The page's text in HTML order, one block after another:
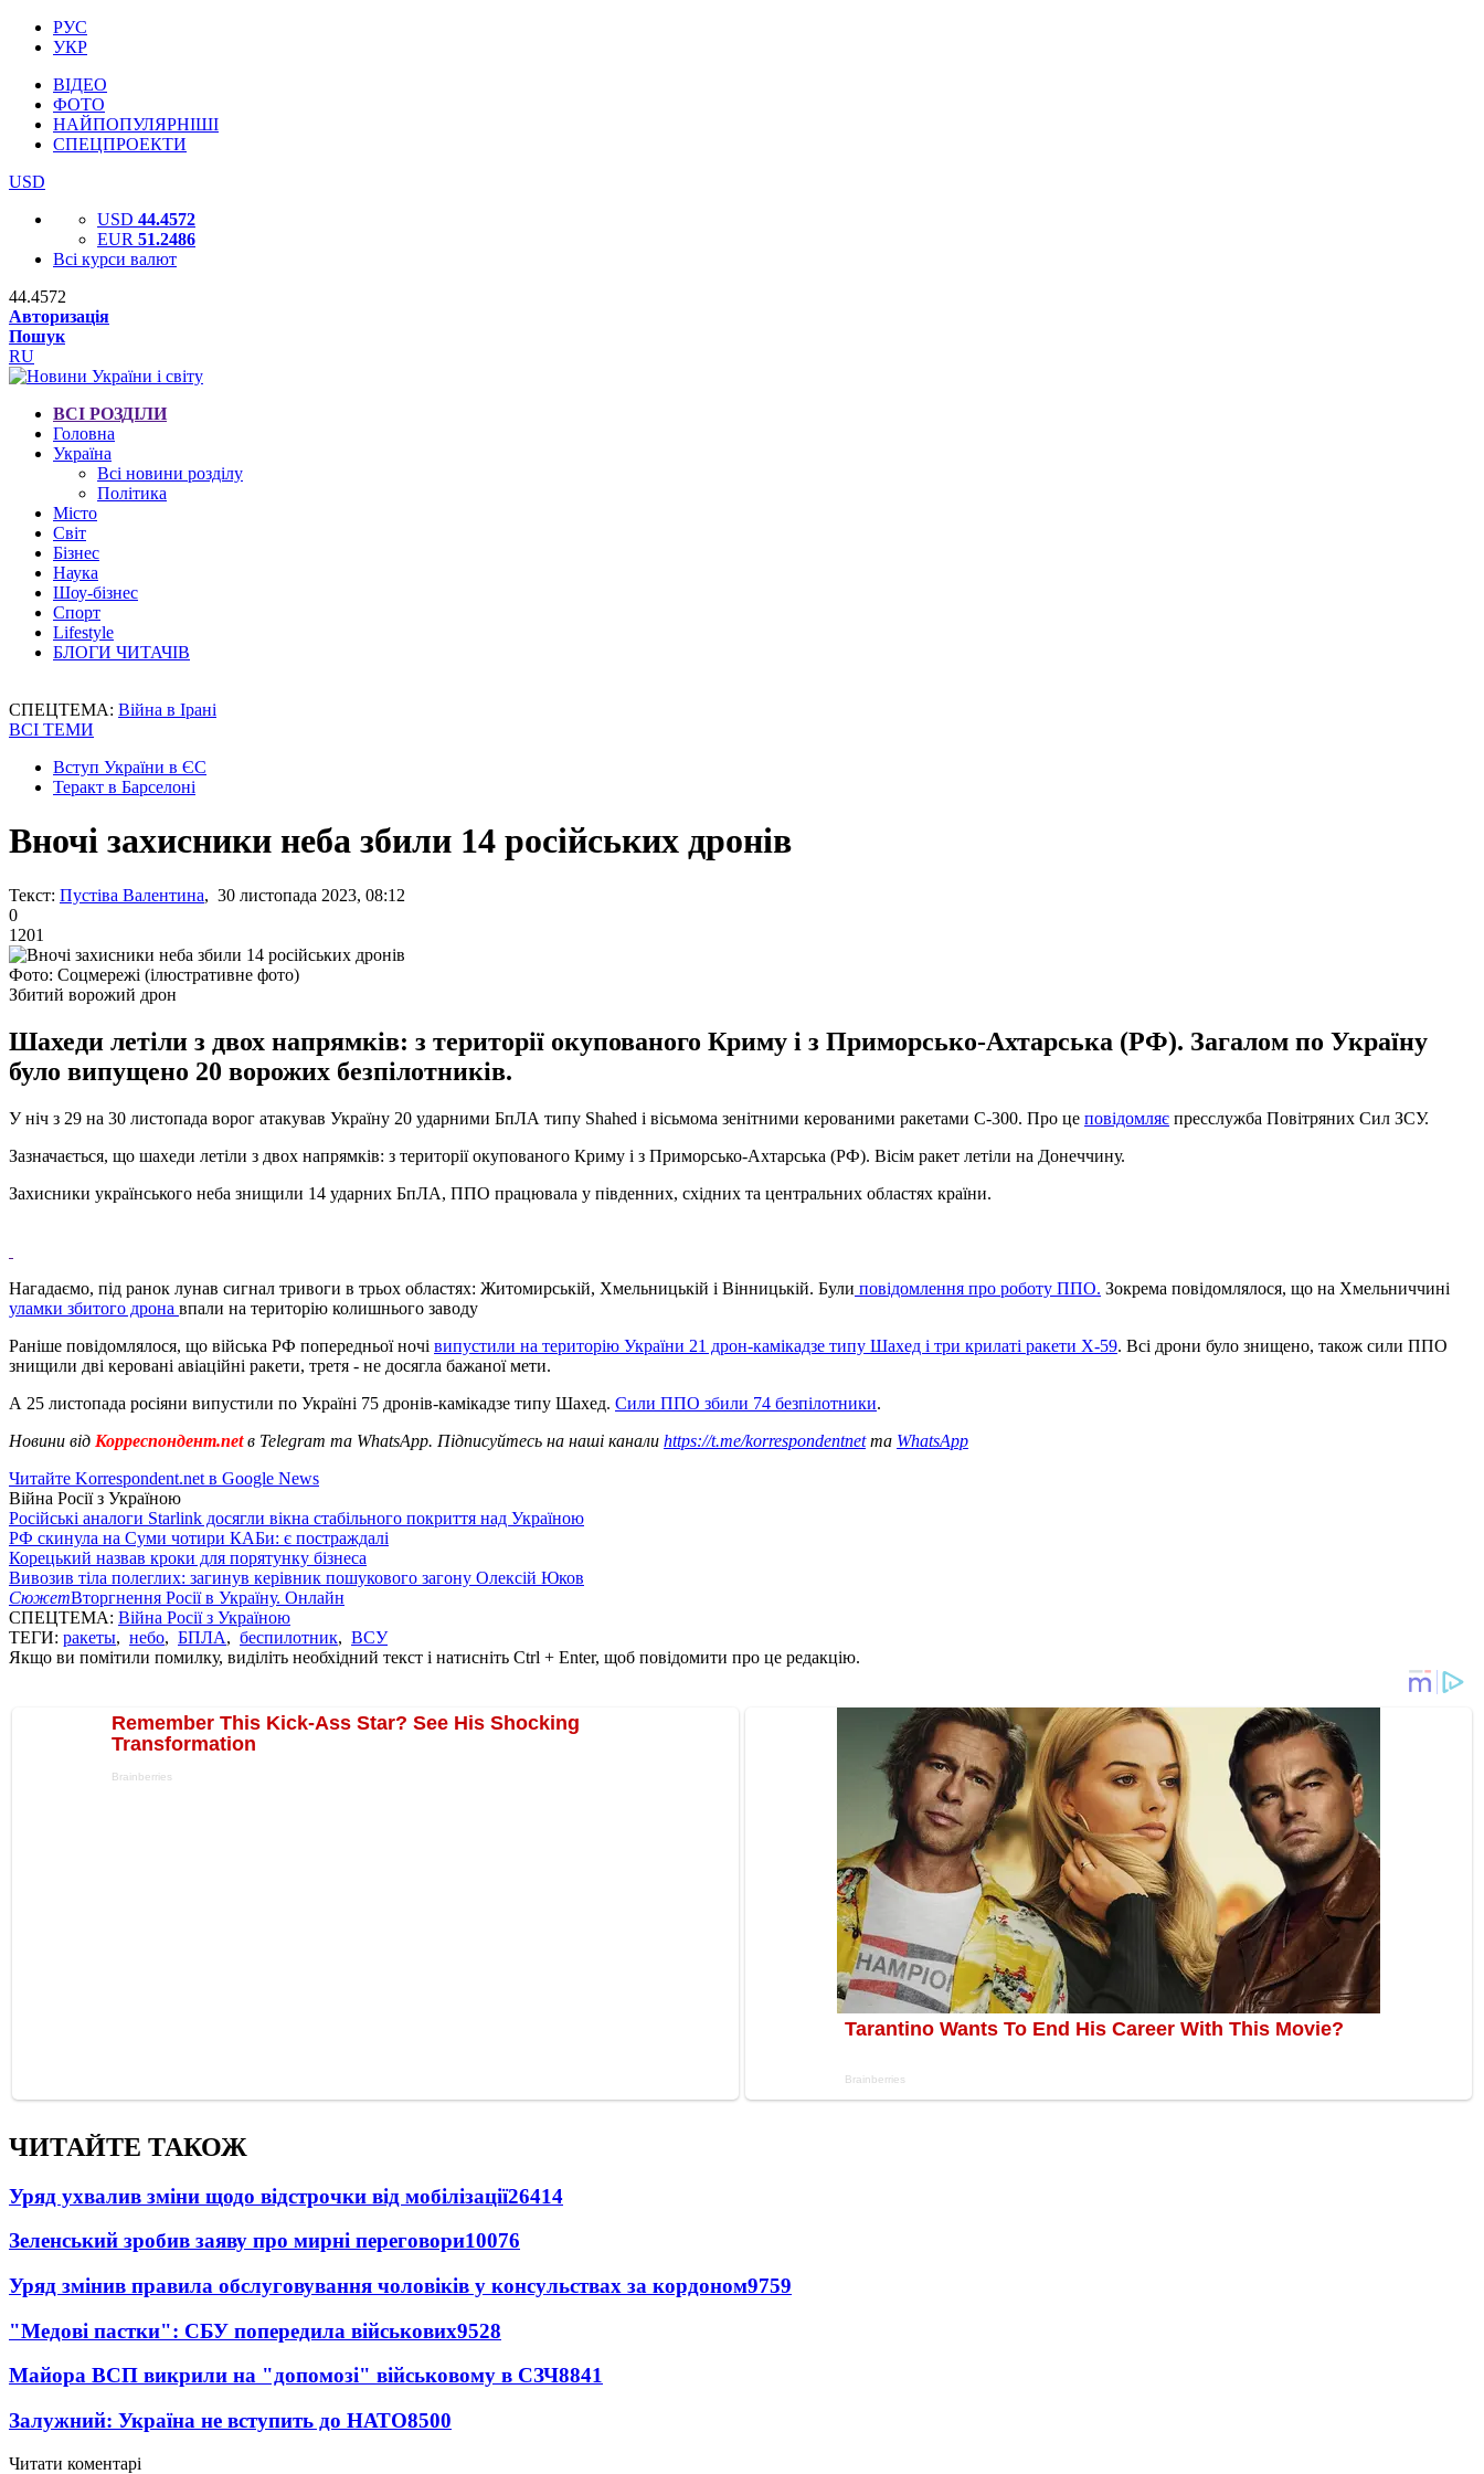
РУС
УКР
ВІДЕО
ФОТО
НАЙПОПУЛЯРНІШІ
СПЕЦПРОЕКТИ
USD
USD 44.4572
EUR 51.2486
Всі курси валют
44.4572
Авторизація
Пошук
RU
ВСІ РОЗДІЛИ
Головна
Україна
Всі новини розділу
Політика
Місто
Світ
Бізнес
Наука
Шоу-бізнес
Спорт
Lifestyle
БЛОГИ ЧИТАЧІВ
СПЕЦТЕМА: Війна в Ірані
ВСІ ТЕМИ
Вступ України в ЄС
Теракт в Барселоні
Вночі захисники неба збили 14 російських дронів
Текст: Пустіва Валентина, 30 листопада 2023, 08:12
0
1201
Фото: Соцмережі (ілюстративне фото)
Збитий ворожий дрон
Шахеди летіли з двох напрямків: з території окупованого Криму і з Приморсько-Ахтарська (РФ). Загалом по Україну
було випущено 20 ворожих безпілотників.
У ніч з 29 на 30 листопада ворог атакував Україну 20 ударними БпЛА типу Shahed і вісьмома зенітними керованими ракетами С-300. Про це повідомляє пресслужба Повітряних Сил ЗСУ.
Зазначається, що шахеди летіли з двох напрямків: з території окупованого Криму і з Приморсько-Ахтарська (РФ). Вісім ракет летіли на Донеччину.
Захисники українського неба знищили 14 ударних БпЛА, ППО працювала у південних, східних та центральних областях країни.
Нагадаємо, під ранок лунав сигнал тривоги в трьох областях: Житомирській, Хмельницькій і Вінницькій. Були повідомлення про роботу ППО. Зокрема повідомлялося, що на Хмельниччині
уламки збитого дрона впали на територію колишнього заводу
Раніше повідомлялося, що війська РФ попередньої ночі випустили на територію України 21 дрон-камікадзе типу Шахед і три крилаті ракети Х-59. Всі дрони було знищено, також сили ППО
знищили дві керовані авіаційні ракети, третя - не досягла бажаної мети.
А 25 листопада росіяни випустили по Україні 75 дронів-камікадзе типу Шахед. Сили ППО збили 74 безпілотники.
Новини від Корреспондент.netв Telegram та WhatsApp. Підписуйтесь на наші канали https://t.me/korrespondentnetта WhatsApp
Читайте Korrespondent.net в Google News
Війна Росії з Україною
Російські аналоги Starlink досягли вікна стабільного покриття над Україною
РФ скинула на Суми чотири КАБи: є постраждалі
Корецький назвав кроки для порятунку бізнеса
Вивозив тіла полеглих: загинув керівник пошукового загону Олексій Юков
СюжетВторгнення Росії в Україну. Онлайн
СПЕЦТЕМА: Війна Росії з Україною
ТЕГИ: ракеты, небо, БПЛА, беспилотник, ВСУ
Якщо ви помітили помилку, виділіть необхідний текст і натисніть Ctrl + Enter, щоб повідомити про це редакцію.
ЧИТАЙТЕ ТАКОЖ
Уряд ухвалив зміни щодо відстрочки від мобілізації26414
Зеленський зробив заяву про мирні переговори10076
Уряд змінив правила обслуговування чоловіків у консульствах за кордоном9759
"Медові пастки": СБУ попередила військових9528
Майора ВСП викрили на "допомозі" військовому в СЗЧ8841
Залужний: Україна не вступить до НАТО8500
Читати коментарі